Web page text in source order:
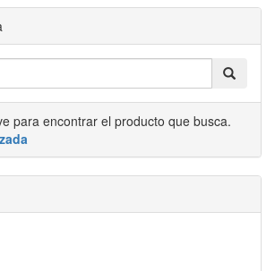
para encontrar el producto que busca.